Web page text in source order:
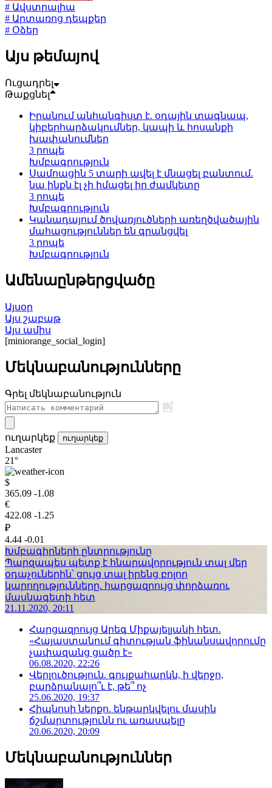
# Ավստրալիա
# Արտառոց դեպքեր
# Օձեր
Այս թեմայով
Ուցադրել
Թաքցնել
Իրանում անհանգիստ է. օդային տագնապ,
կիբերհարձակումներ, կապի և հոսանքի
խափանումներ
3 րոպե
Խմբագրություն
Սամոացին 5 տարի ավել է մնացել բանտում.
նա ինքն էլ չի իմացել իր ժամկետը
3 րոպե
Խմբագրություն
Կանադայում ծովառյուծների առեղծվածային
մահացություններ են գրանցվել
3 րոպե
Խմբագրություն
Ամենաընթերցվածը
Այսօր
Այս շաբաթ
Այս ամիս
[miniorange_social_login]
Մեկնաբանությունները
Գրել մեկնաբանություն
ուղարկեք ուղարկեք
Lancaster
21°
$
365.09 -1.08
€
422.08 -1.25
₽
4.44 -0.01
Խմբագիրների ընտրությունը
Պարզապես պետք է հնարավորություն տալ մեր
օդաչուներին՝ ցույց տալ իրենց բոլոր
կարողությունները. հարցազրույց փորձառու
մասնագետի հետ
21.11.2020, 20:11
Հարցազրույց Արեգ Միքայելյանի հետ.
«Հայաստանում գիտության ֆինանսավորումը
չափազանց ցածր է»
06.08.2020, 22:26
Վերլուծություն. գույքահարկն, ի վերջո,
բարձրանալո՞ւ է, թե՞ ոչ
25.06.2020, 19:37
Հիպնոսի ներքո. ենթարկվելու մասին
ճշմարտությունն ու առասպելը
20.06.2020, 20:09
Մեկնաբանություններ